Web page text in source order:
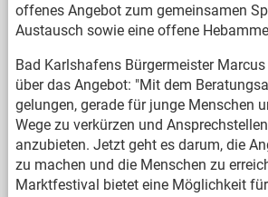
offenes Angebot zum gemeinsamen
Austausch sowie eine offene
Bad Karlshafens Bürgermeister
über das Angebot: "Mit dem
gelungen, gerade für junge Menschen
Wege zu verkürzen und
anzubieten. Jetzt geht es darum, die
zu machen und die Menschen zu
Marktfestival bietet eine Möglichkeit